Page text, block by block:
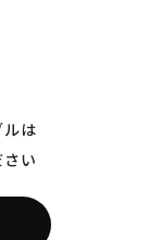
は
い